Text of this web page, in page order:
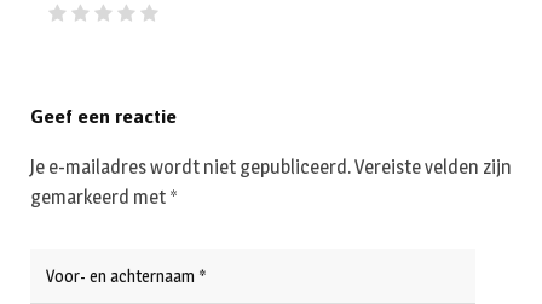
Geef een reactie
Je e-mailadres wordt niet gepubliceerd.Vereiste velden zijn
gemarkeerd met *